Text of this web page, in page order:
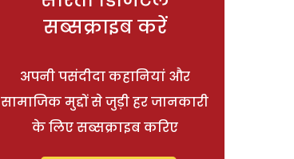
सब्सक्राइब करें
अपनी पसंदीदा कहानियां और
सामाजिक मुद्दों से जुड़ी हर जानकारी
के लिए सब्सक्राइब करिए